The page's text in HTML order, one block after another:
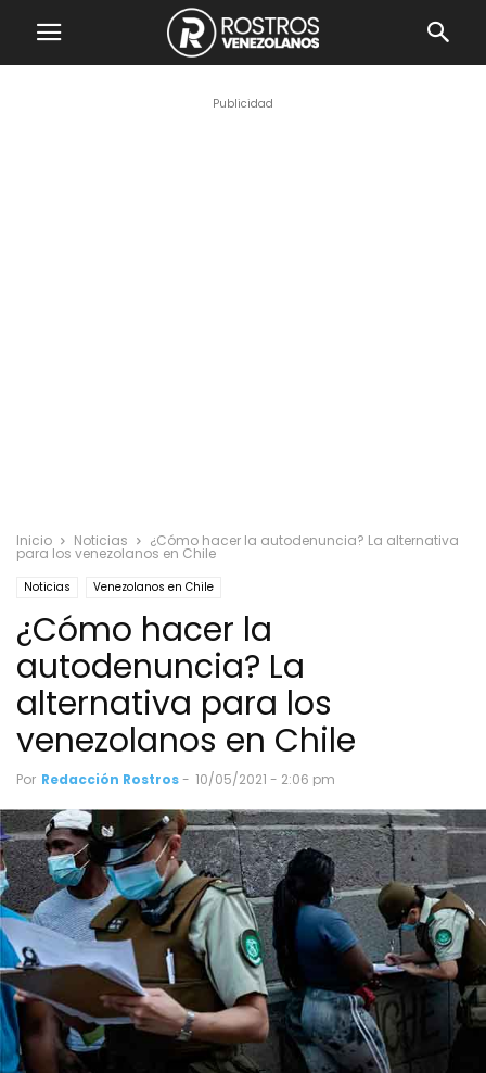
Publicidad
Inicio Noticias ¿Cómo hacer la autodenuncia? La alternativa
para los venezolanos en Chile
Noticias Venezolanos en Chile
¿Cómo hacer la
autodenuncia? La
alternativa para los
venezolanos en Chile
Por Redacción Rostros- 10/05/2021 - 2:06 pm